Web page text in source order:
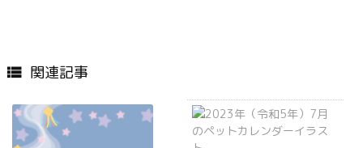
 関連記事